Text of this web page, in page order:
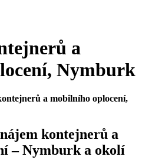
a
Nymburk
a mobilního oplocení,
kontejnerů a
– Nymburk a okolí